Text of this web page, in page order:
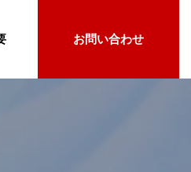
お問い合わせ